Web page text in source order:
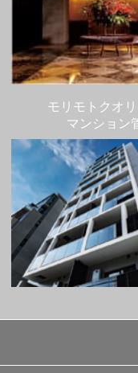
モリモトクオ
マンション